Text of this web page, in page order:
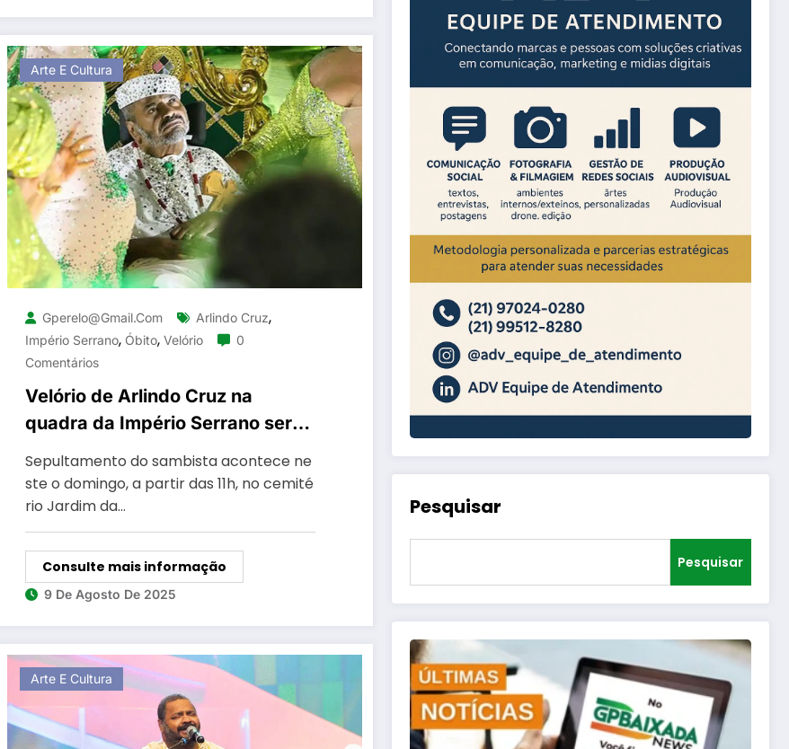
Arte E Cultura
Gperelo@gmail.com Arlindo Cruz,
Império Serrano, Óbito, Velório
0
Comentários
Velório de Arlindo Cruz na
quadra da Império Serrano será
neste sábado
Sepultamento do sambista acontece ne
ste o domingo, a partir das 11h, no cemité
rio Jardim da…
Consulte mais informação
9 De Agosto De 2025
Arte E Cultura
Pesquisar
Pesquisar